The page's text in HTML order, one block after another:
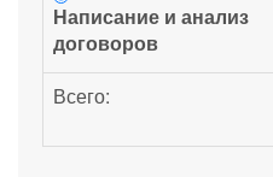
Написание и анализ
договоров
Всего: